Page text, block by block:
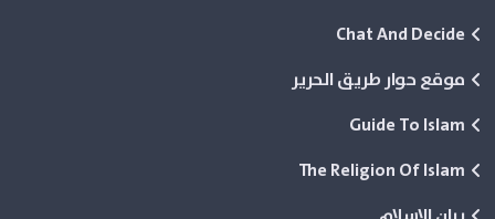
Chat And Decide
موقع حوار طريق الحرير
Guide To Islam
The Religion Of Islam